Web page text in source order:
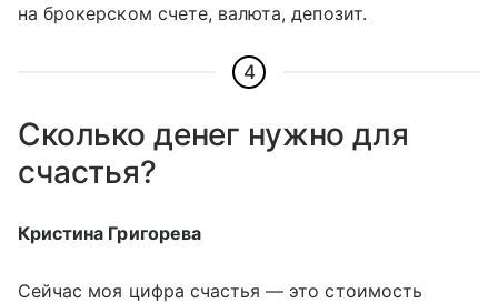
на брокерском счете, валюта, депозит.
4
Сколько денег нужно для
счастья?
Кристина Григорева
Сейчас моя цифра счастья — это стоимость